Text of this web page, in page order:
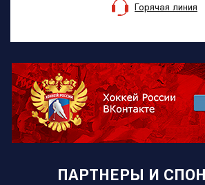
Горячая линия
ПАРТНЕРЫ И